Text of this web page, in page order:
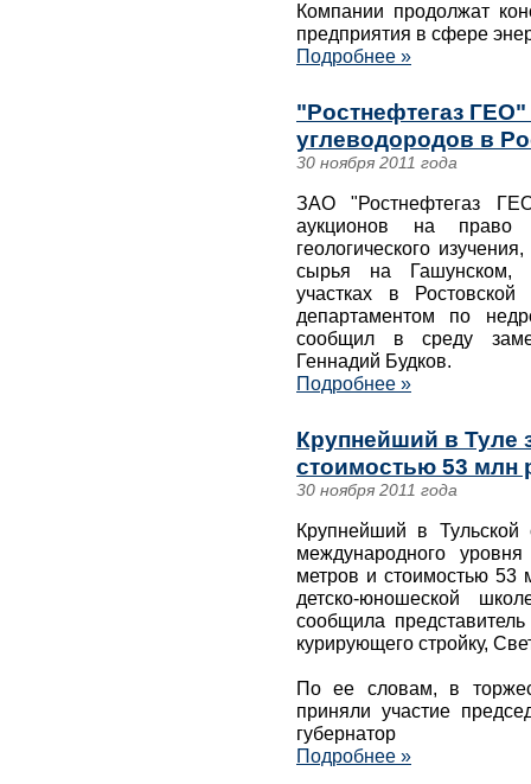
Компании продолжат
предприятия в сфере
Подробнее »
"Ростнефтегаз
углеводородов в
30 ноября 2011 года
ЗАО "Ростнефтегаз
аукционов на право
геологического
сырья на Гашунском,
участках в
департаментом по
сообщил в среду
Геннадий Будков.
Подробнее »
Крупнейший в Туле
стоимостью 53 млн
30 ноября 2011 года
Крупнейший в Тульской
международного
метров и стоимостью 53
детско-юношеской
сообщила
курирующего стройку,
По ее словам, в
приняли участие
губернатор
Подробнее »